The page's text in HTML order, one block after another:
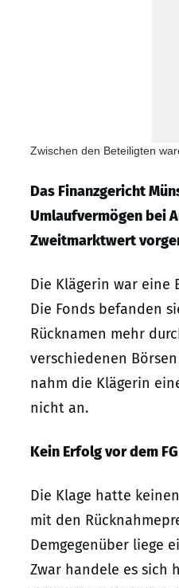
Zwischen den Beteiligten
Das Finanzgericht
Umlaufvermögen bei
Zweitmarktwert
Die Klägerin war
Die Fonds befanden
Rücknamen mehr
verschiedenen
nahm die Klägerin
nicht an.
Kein Erfolg vor dem FG
Die Klage hatte
mit den
Demgegenüber liege
Zwar handele es sich